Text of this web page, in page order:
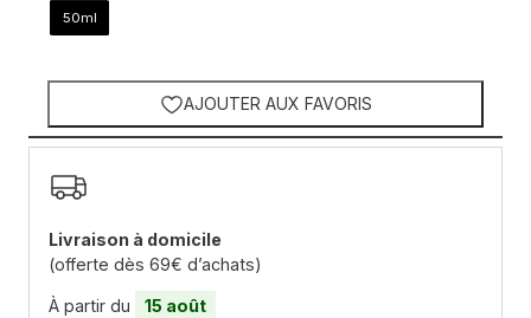
50ml
AJOUTER AUX FAVORIS
Livraison à domicile
(offerte dès 69€ d’achats)
À partir du 15 août